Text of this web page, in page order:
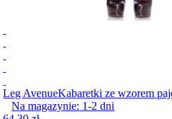
Leg AvenueKabaretki ze wzorem
Na magazynie: 1-2dni